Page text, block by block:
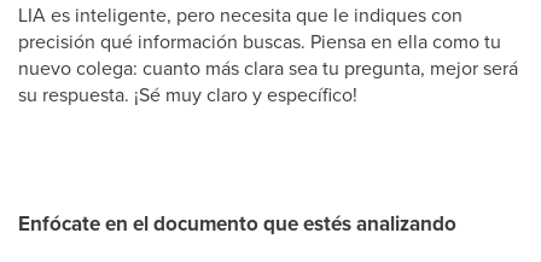
LIA es inteligente, pero necesita que le indiques con
precisión qué información buscas. Piensa en ella como tu
nuevo colega: cuanto más clara sea tu pregunta, mejor será
su respuesta. ¡Sé muy claro y específico!
Enfócate en el documento que estés analizando